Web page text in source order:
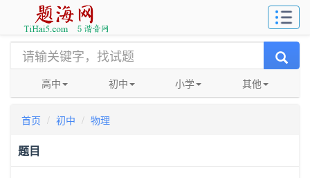
高中 初中 小学 其他
首页 初中 物理
题目